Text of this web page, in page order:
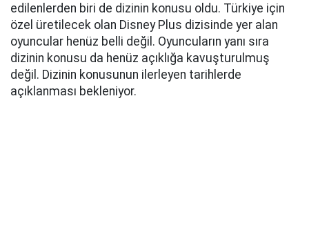
edilenlerden biri de dizinin konusu oldu. Türkiye için
özel üretilecek olan Disney Plus dizisinde yer alan
oyuncular henüz belli değil. Oyuncuların yanı sıra
dizinin konusu da henüz açıklığa kavuşturulmuş
değil. Dizinin konusunun ilerleyen tarihlerde
açıklanması bekleniyor.